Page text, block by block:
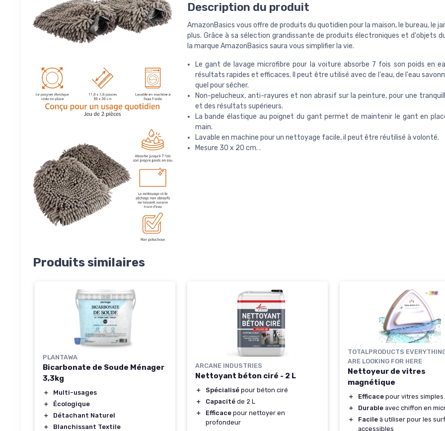
Description du produit
AmazonBasics vous offre de produits du quotidien pour la maison, le bureau, le
plus. Grâce à sa sélection grandissante de produits électroniques et d'objets
la marque AmazonBasics saura vous simplifier la vie.
Le gant de lavage microfibre pour la voiture absorbe 7 fois son poids en
résultats rapides et efficaces. Il peut être utilisé avec de l'eau, de l'eau
quel pour sécher.
Non-pelucheux, anti-rayures et non abrasif sur la peinture, pour une
et des résultats supérieurs.
La bande élastique au poignet du gant permet de maintenir le gant en
main.
Lavable en machine pour un nettoyage facile, il peut être réutilisé à volonté.
Mesure 30 x 20 cm. .
Produits similaires
PLANTAWA
Bicarbonate de Soude Ménager
3,3kg
＋
Multi-usages
＋
Écologique
＋
Détachant Naturel
＋
Blanchissant Textile
ARCANE INDUSTRIES
Nettoyant béton ciré - 2 L
＋ Spécialisé pour béton ciré
＋
Capacité de 2 L
＋
Efficace pour nettoyer en
profondeur
TOTALPRODUCTS
ARE LOOKING FOR HERE
Nettoyeur de vitres
magnétique
＋ Efficace pour vitres simples
＋
Durable avec chiffon en
＋
Facile à utiliser pour les
accessibles